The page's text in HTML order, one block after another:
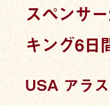
スペンサ
キング6日
USA アラ